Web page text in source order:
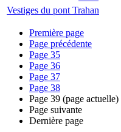
Vestiges du pont Trahan
Première page
Page précédente
Page 35
Page 36
Page 37
Page 38
Page 39 (page actuelle)
Page suivante
Dernière page